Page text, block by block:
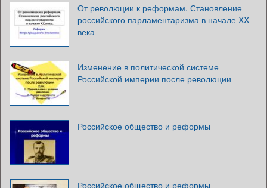
От революции к реформам. Становление
российского парламентаризма в начале XX
века
Изменение в политической системе
Российской империи после революции
Российское общество и реформы
Российское общество и реформы